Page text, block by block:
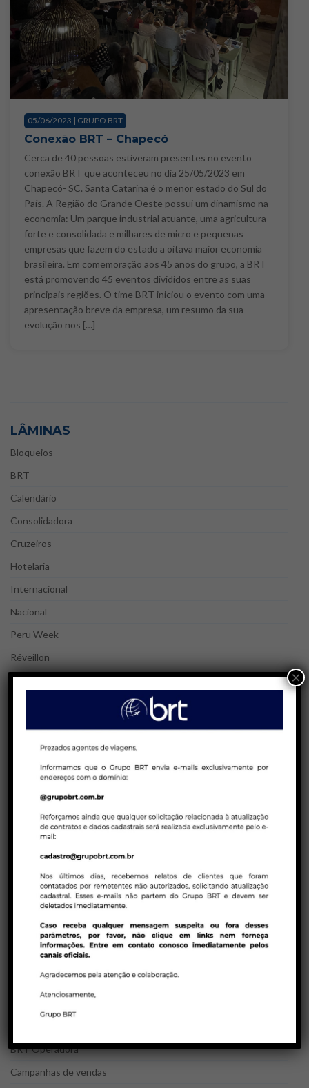
05/06/2023 | GRUPO BRT
Conexão BRT – Chapecó
Cerca de 40 pessoas estiveram presentes no evento
conexão BRT que aconteceu no dia 25/05/2023 em
Chapecó- SC. Santa Catarina é o menor estado do Sul do
País. A Região do Grande Oeste possui um dinamismo na
economia: Um parque industrial atuante, uma agricultura
forte e consolidada e milhares de micro e pequenas
empresas que fazem do estado a oitava maior economia
brasileira. Em comemoração aos 45 anos do grupo, a BRT
está promovendo 45 eventos divididos entre as suas
principais regiões. O time BRT iniciou o evento com uma
apresentação breve da empresa, um resumo da sua
evolução nos […]
LÂMINAS
Bloqueios
BRT
Calendário
Consolidadora
Cruzeiros
Hotelaria
Internacional
Nacional
Peru Week
Réveillon
Terrestre
POSTS MAIS LIDOS
25/08/2023 | AGENTES DE VIAGENS
Blá, blá, blá! Agente de Viagens | Gatilhos
mentais e técnicas de persuasão na
23/01/2023 | COMPANHIAS AÉREAS
Canada
23/01/2023 | BRT CONSOLIDADORA
Política de ADMs Latam para reservas em
CATEGORIAS DO BLOG
Agentes de viagens
BRT Operadora
Campanhas de vendas
×